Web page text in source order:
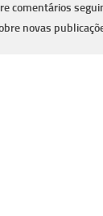
comentários
novas